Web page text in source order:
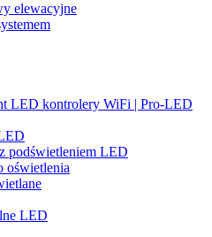
elewacyjne
LED kontrolery WiFi | Pro-LED
podświetleniem LED
oświetlenia
LED